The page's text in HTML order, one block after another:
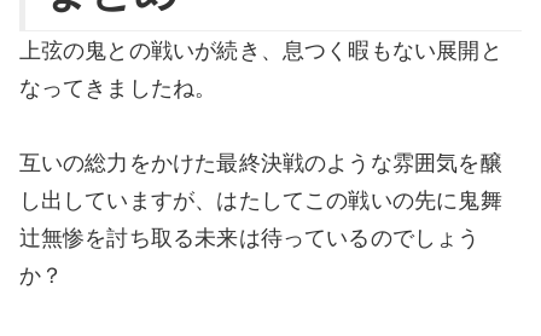
上弦の鬼との戦いが続き、息つく暇もない展開と
なってきましたね。
互いの総力をかけた最終決戦のような雰囲気を醸
し出していますが、はたしてこの戦いの先に鬼舞
辻無惨を討ち取る未来は待っているのでしょう
か？